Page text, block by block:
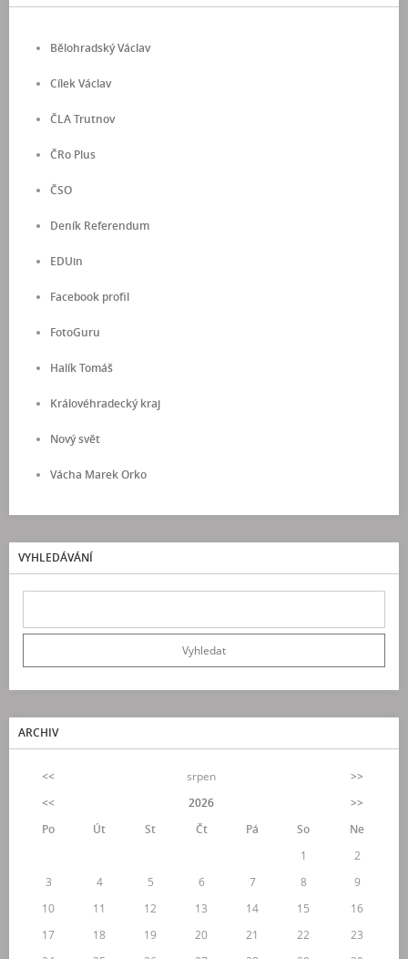
Bělohradský Václav
Cílek Václav
ČLA Trutnov
ČRo Plus
ČSO
Deník Referendum
EDUin
Facebook profil
FotoGuru
Halík Tomáš
Královéhradecký kraj
Nový svět
Vácha Marek Orko
VYHLEDÁVÁNÍ
ARCHIV
<< srpen
>>
<<
2026
>>
Po
Út St Čt Pá So
Ne
1
2
3
4 5 6 7 8
9
10
11 12 13 14 15
16
17
18 19 20 21 22
23